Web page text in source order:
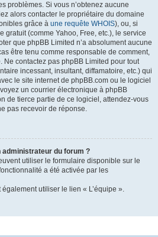
problèmes. Si vous n’obtenez aucune
alors contacter le propriétaire du domaine
grâce à une requête WHOIS), ou, si
gratuit (comme Yahoo, Free, etc.), le service
que phpBB Limited n’a absolument aucune
être tenu comme responsable de comment,
Ne contactez pas phpBB Limited pour tout
incessant, insultant, diffamatoire, etc.) qui
le site internet de phpBB.com ou le logiciel
un courrier électronique à phpBB
de tierce partie de ce logiciel, attendez-vous
pas recevoir de réponse.
du forum ?
utiliser le formulaire disponible sur le
a été activée par les
utiliser le lien « L’équipe ».